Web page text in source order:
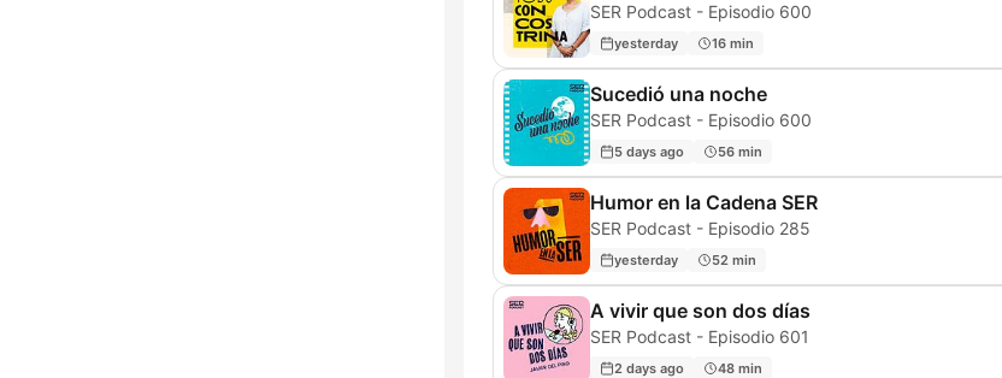
SER Podcast - Episodio 600
yesterday 16 min
Sucedió una noche
SER Podcast - Episodio 600
5 days ago 56 min
Humor en la Cadena SER
SER Podcast - Episodio 285
yesterday 52 min
A vivir que son dos días
SER Podcast - Episodio 601
2 days ago 48 min